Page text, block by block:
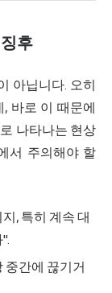
후
아닙니다. 오히
바로 이 때문에
나타나는 현상
서 주의해야 할
, 특히 계속 대
중간에 끊기거